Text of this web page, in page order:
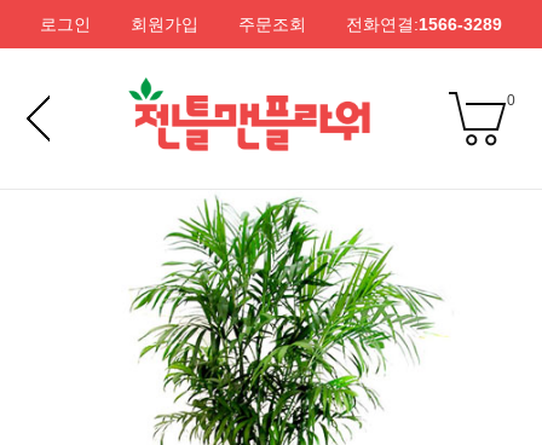
로그인 회원가입 주문조회 전화연결:1566-3289
0